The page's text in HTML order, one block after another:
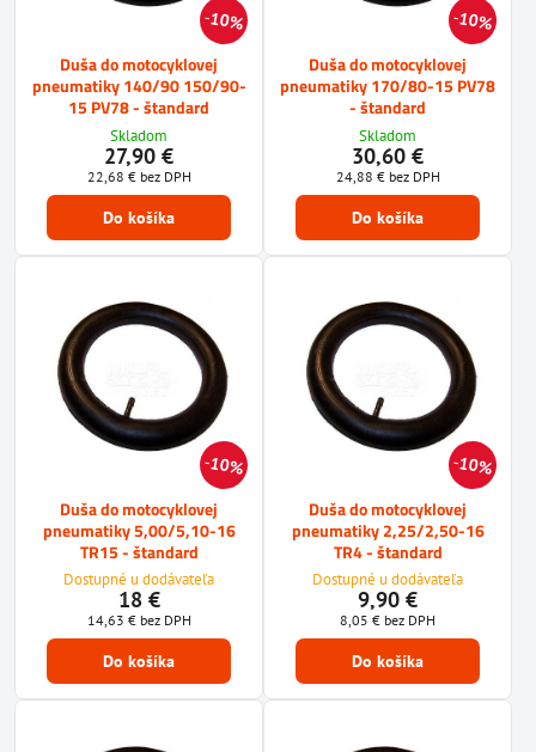
10%
Duša do motocyklovej
pneumatiky 140/90 150/90-
15 PV78 - štandard
Skladom
27,90 €
22,68 € bez DPH
Do košíka
10%
Duša do motocyklovej
pneumatiky 170/80-15 PV78
- štandard
Skladom
30,60 €
24,88 € bez DPH
Do košíka
10%
Duša do motocyklovej
pneumatiky 5,00/5,10-16
TR15 - štandard
Dostupné u dodávateľa
18 €
14,63 € bez DPH
Do košíka
10%
Duša do motocyklovej
pneumatiky 2,25/2,50-16
TR4 - štandard
Dostupné u dodávateľa
9,90 €
8,05 € bez DPH
Do košíka